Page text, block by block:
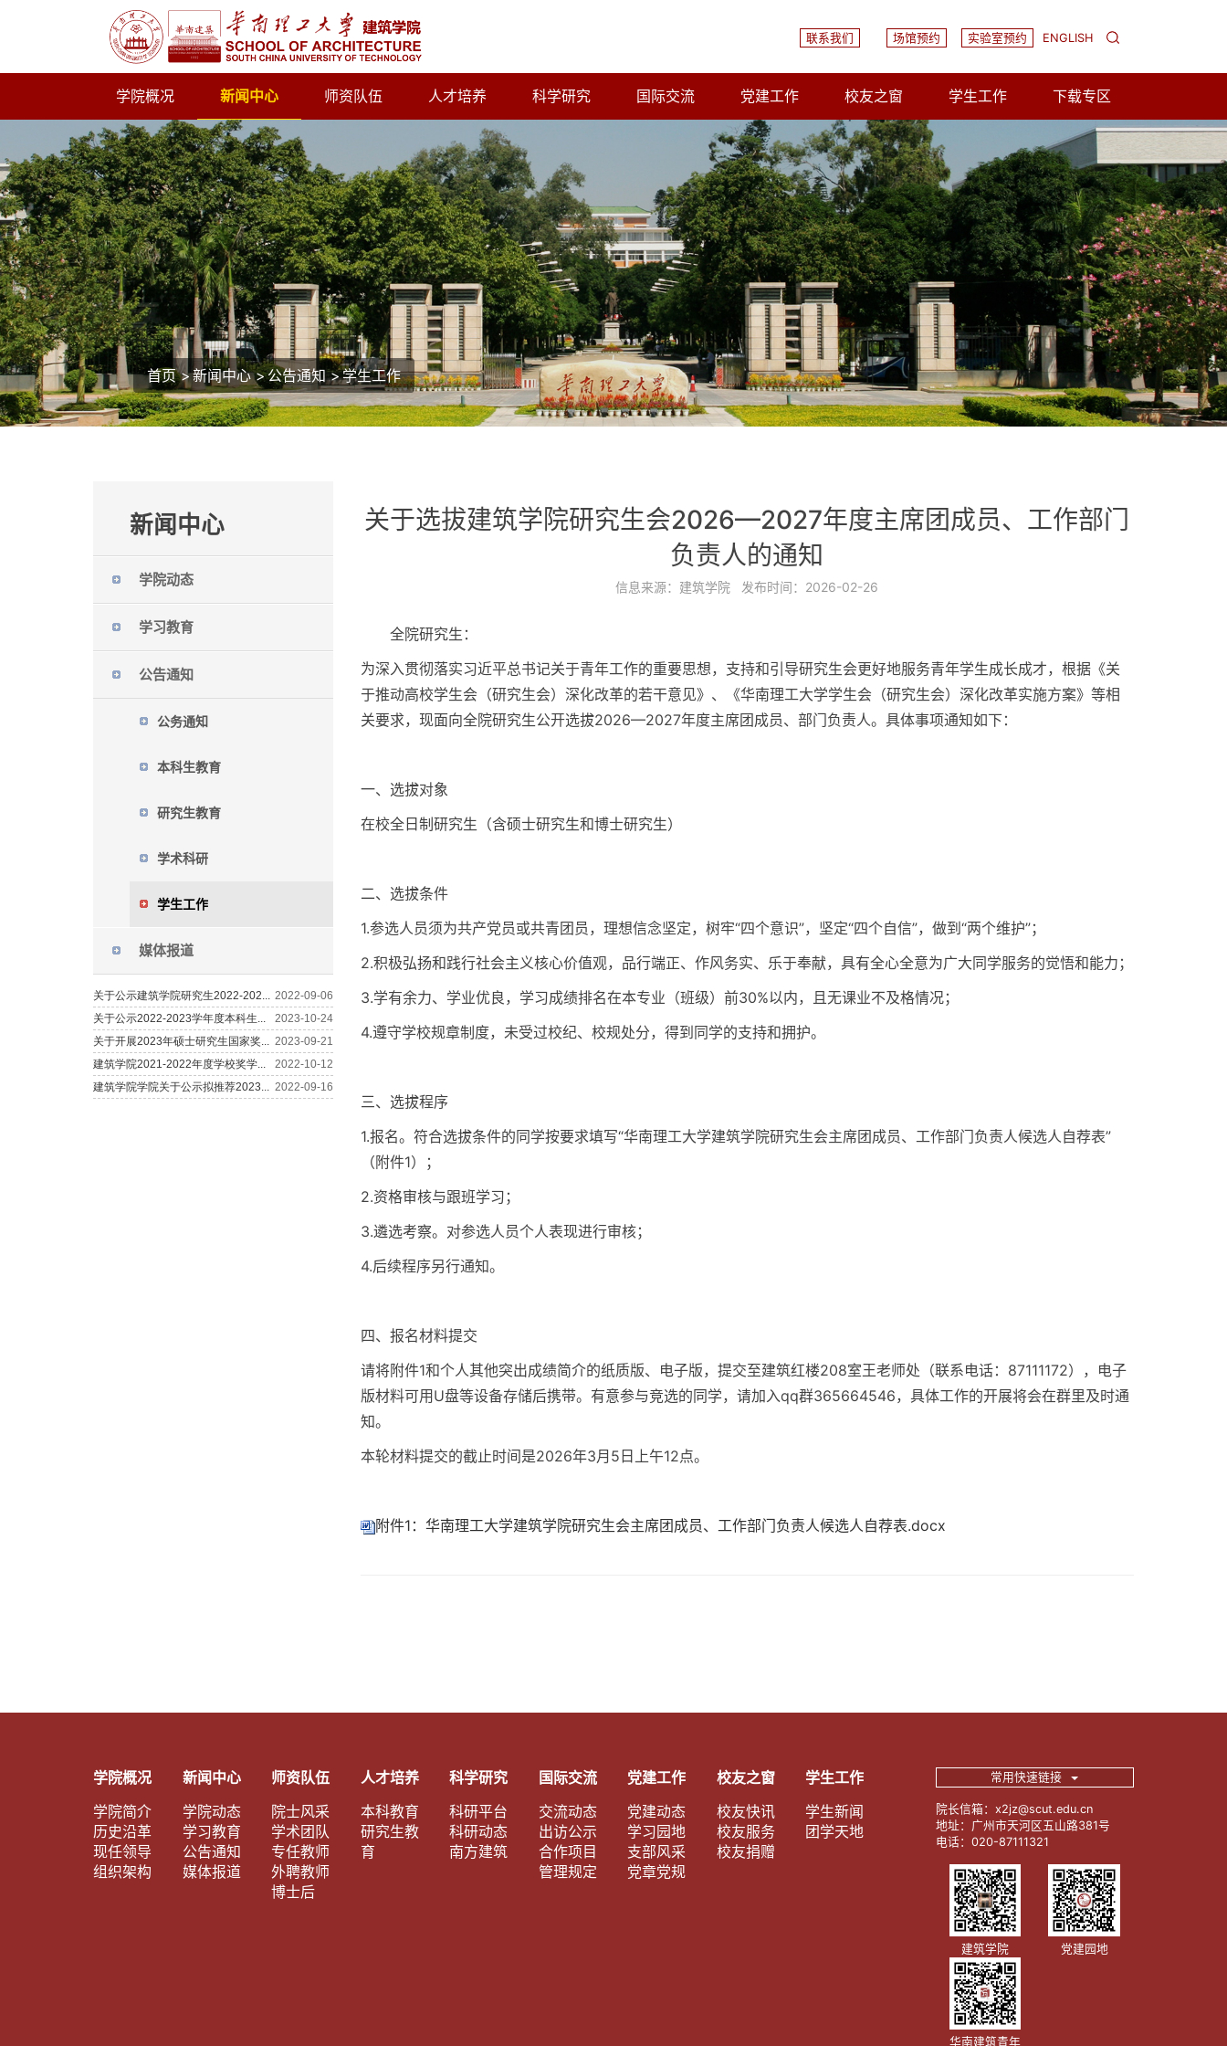
联系我们 场馆预约 实验室预约 ENGLISH
学院概况 新闻中心 师资队伍 人才培养 科学研究 国际交流 党建工作 校友之窗 学生工作 下载专区
首页>新闻中心>公告通知>学生工作
新闻中心
学院动态
学习教育
公告通知
公务通知
本科生教育
研究生教育
学术科研
学生工作
媒体报道
关于选拔建筑学院研究生会2026—2027年度主席团成员、工作部门
负责人的通知
信息来源： 建筑学院 发布时间： 2026-02-26
全院研究生：
为深入贯彻落实习近平总书记关于青年工作的重要思想，支持和引导研究生会更好地服务青年学生成长成才，根据《关
于推动高校学生会（研究生会）深化改革的若干意见》、《华南理工大学学生会（研究生会）深化改革实施方案》等相
关要求，现面向全院研究生公开选拔2026—2027年度主席团成员、部门负责人。具体事项通知如下：
一、选拔对象
在校全日制研究生（含硕士研究生和博士研究生）
二、选拔条件
1.参选人员须为共产党员或共青团员，理想信念坚定，树牢“四个意识”，坚定“四个自信”，做到“两个维护”；
2.积极弘扬和践行社会主义核心价值观，品行端正、作风务实、乐于奉献，具有全心全意为广大同学服务的觉悟和能力；
3.学有余力、学业优良，学习成绩排名在本专业（班级）前30%以内，且无课业不及格情况；
4.遵守学校规章制度，未受过校纪、校规处分，得到同学的支持和拥护。
三、选拔程序
1.报名。符合选拔条件的同学按要求填写“华南理工大学建筑学院研究生会主席团成员、工作部门负责人候选人自荐表”
（附件1）；
2.资格审核与跟班学习；
3.遴选考察。对参选人员个人表现进行审核；
4.后续程序另行通知。
四、报名材料提交
请将附件1和个人其他突出成绩简介的纸质版、电子版，提交至建筑红楼208室王老师处（联系电话：87111172），电子
版材料可用U盘等设备存储后携带。有意参与竞选的同学，请加入qq群365664546，具体工作的开展将会在群里及时通
知。
本轮材料提交的截止时间是2026年3月5日上午12点。
附件1：华南理工大学建筑学院研究生会主席团成员、工作部门负责人候选人自荐表.docx
学院概况
学院简介
历史沿革
现任领导
组织架构
新闻中心
学院动态
学习教育
公告通知
媒体报道
师资队伍
院士风采
学术团队
专任教师
外聘教师
博士后
人才培养
本科教育
研究生教
育
科学研究
科研平台
科研动态
南方建筑
国际交流
交流动态
出访公示
合作项目
管理规定
党建工作
党建动态
学习园地
支部风采
党章党规
校友之窗
校友快讯
校友服务
校友捐赠
学生工作
学生新闻
团学天地
常用快速链接
院长信箱：x2jz@scut.edu.cn
地址：广州市天河区五山路381号
电话：020-87111321
建筑学院 党建园地
华南建筑青年